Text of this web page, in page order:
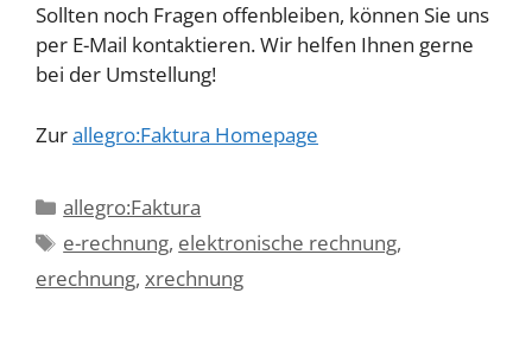
Sollten noch Fragen offenbleiben, können Sie uns
per E-Mail kontaktieren. Wir helfen Ihnen gerne
bei der Umstellung!
Zurallegro:Faktura Homepage
Kategorien
allegro:Faktura
Schlagwörter
e-rechnung, elektronische rechnung,
erechnung, xrechnung